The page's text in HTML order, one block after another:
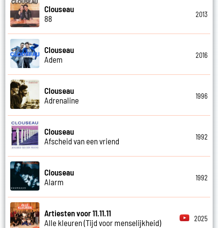
Clouseau
88
2013
Clouseau
Adem
2016
Clouseau
Adrenaline
1996
Clouseau
Afscheid van een vriend
1992
Clouseau
Alarm
1992
Artiesten voor 11.11.11
Alle kleuren (Tijd voor menselijkheid)
2025